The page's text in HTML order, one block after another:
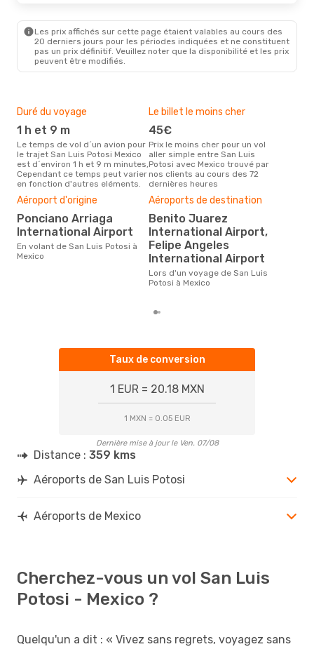
Les prix affichés sur cette page étaient valables au cours des
20 derniers jours pour les périodes indiquées et ne constituent
pas un prix définitif. Veuillez noter que la disponibilité et les prix
peuvent être modifiés.
Duré du voyage
1 h et 9 m
Le temps de vol d´un avion pour
le trajet San Luis Potosi Mexico
est d´environ 1 h et 9 m minutes,
Cependant ce temps peut varier
en fonction d'autres eléments.
Le billet le moins cher
45€
Prix le moins cher pour un vol
aller simple entre San Luis
Potosi avec Mexico trouvé par
nos clients au cours des 72
dernières heures
Aéroport d'origine
Ponciano Arriaga
International Airport
En volant de San Luis Potosi à
Mexico
Aéroports de destination
Benito Juarez
International Airport,
Felipe Angeles
International Airport
Lors d'un voyage de San Luis
Potosi à Mexico
Taux de conversion
1 EUR = 20.18 MXN
1 MXN = 0.05 EUR
Dernière mise à jour le Ven. 07/08
Distance : 359 kms
Aéroports de San Luis Potosi
Aéroports de Mexico
Cherchez-vous un vol San Luis
Potosi - Mexico ?
Quelqu'un a dit : « Vivez sans regrets, voyagez sans